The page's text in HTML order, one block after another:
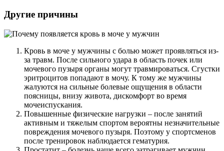
Другие причины
Кровь в моче у мужчины с болью может проявляться из-
за травм. После сильного удара в область почек или
мочевого пузыря органы могут травмироваться. Сгустки
эритроцитов попадают в мочу. К тому же мужчины
жалуются на сильные болевые ощущения в области
поясницы, внизу живота, дискомфорт во время
мочеиспускания.
Повышенные физические нагрузки – после занятий
активным и тяжелым спортом вероятны незначительные
повреждения мочевого пузыря. Поэтому у спортсменов
после тренировок наблюдается гематурия.